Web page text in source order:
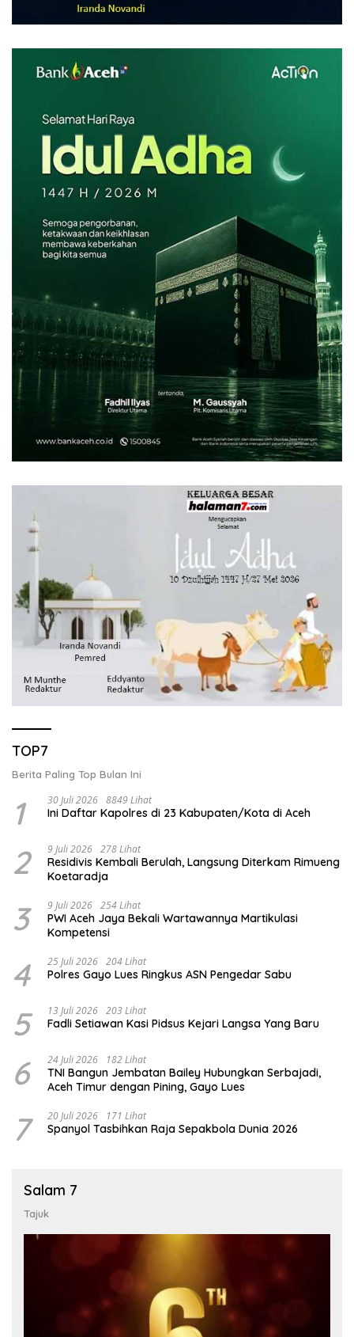
TOP7
Berita Paling Top Bulan Ini
1 30 Juli 2026 8849 Lihat
Ini Daftar Kapolres di 23 Kabupaten/Kota di Aceh
2 9 Juli 2026 278 Lihat
Residivis Kembali Berulah, Langsung Diterkam Rimueng
Koetaradja
3 9 Juli 2026 254 Lihat
PWI Aceh Jaya Bekali Wartawannya Martikulasi
Kompetensi
4 25 Juli 2026 204 Lihat
Polres Gayo Lues Ringkus ASN Pengedar Sabu
5 13 Juli 2026 203 Lihat
Fadli Setiawan Kasi Pidsus Kejari Langsa Yang Baru
6 24 Juli 2026 182 Lihat
TNI Bangun Jembatan Bailey Hubungkan Serbajadi,
Aceh Timur dengan Pining, Gayo Lues
7 20 Juli 2026 171 Lihat
Spanyol Tasbihkan Raja Sepakbola Dunia 2026
Salam 7
Tajuk